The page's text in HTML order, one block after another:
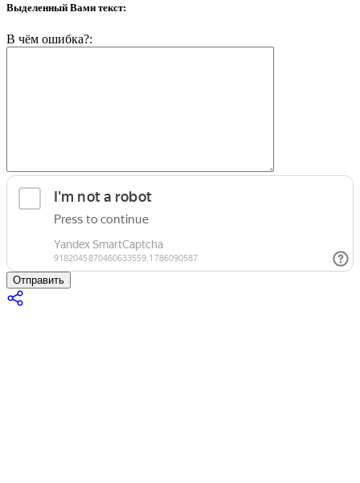
Выделенный Вами текст:
В чём ошибка?:
Отправить